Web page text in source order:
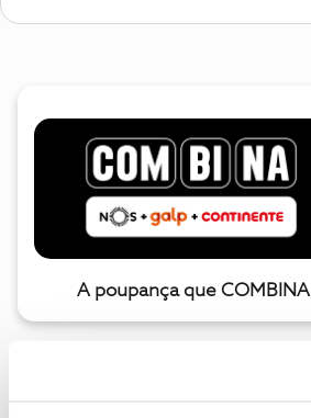
A poupança que COMBINA